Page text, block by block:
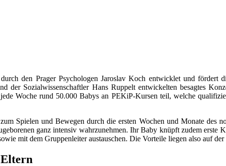
den Prager Psychologen Jaroslav Koch entwicklet und
der Sozialwissenschaftler Hans Ruppelt entwickelten besagtes
Woche rund 50.000 Babys an PEKiP-Kursen teil, welche
Spielen und Bewegen durch die ersten Wochen und Monate des
ganz intensiv wahrzunehmen. Ihr Baby knüpft zudem
mit dem Gruppenleiter austauschen. Die Vorteile liegen also auf